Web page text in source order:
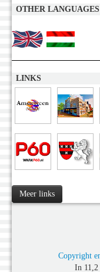
OTHER LANGUAGES
LINKS
Meer links
Copyright
In 11,2